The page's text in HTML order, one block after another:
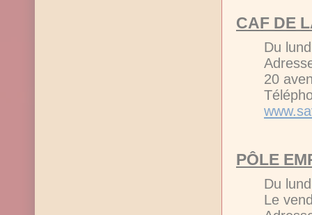
CAF DE
Du
20
PÔLE
Du
Le